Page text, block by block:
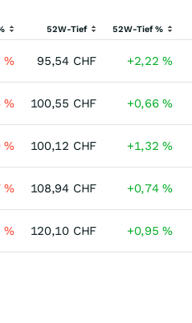
52W-Tief 52W-Tief %
% 95,54 CHF +2,22%
% 100,55 CHF +0,66%
% 100,12 CHF +1,32%
% 108,94 CHF +0,74%
% 120,10 CHF +0,95%